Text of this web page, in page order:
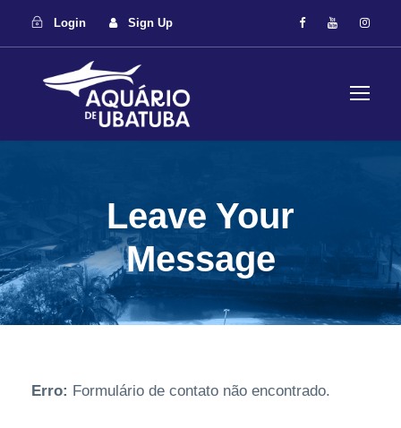
Login Sign Up
Leave Your
Message
Erro: Formulário de contato não encontrado.